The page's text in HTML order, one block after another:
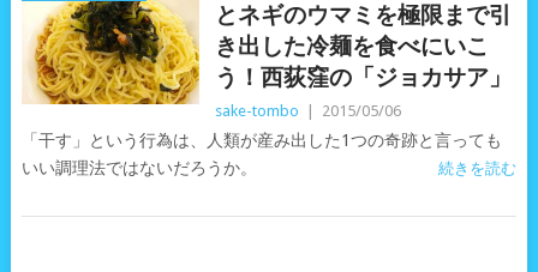
とネギのウマミを極限まで引
き出した冷麺を食べにいこ
う！西荻窪の「ジョカサア」
sake-tombo 2015/05/06
「干す」という行為は、人類が産み出した1つの奇跡と言っても
いい調理法ではないだろうか。
続きを読む